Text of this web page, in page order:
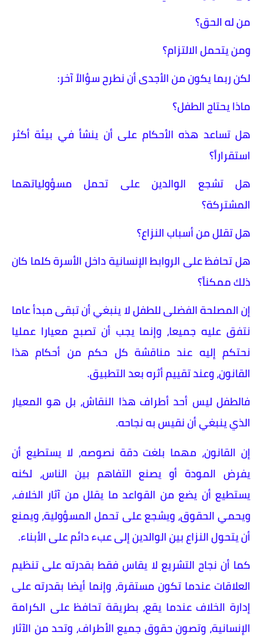
من له الحق؟
ومن يتحمل الالتزام؟
لكن ربما يكون من الأجدى أن نطرح سؤالاً آخر:
ماذا يحتاج الطفل؟
هل تساعد هذه الأحكام على أن ينشأ في بيئة أكثر
استقراراً؟
هل تشجع الوالدين على تحمل مسؤولياتهما
المشتركة؟
هل تقلل من أسباب النزاع؟
هل تحافظ على الروابط الإنسانية داخل الأسرة كلما كان
ذلك ممكناً؟
إن المصلحة الفضلى للطفل لا ينبغي أن تبقى مبدأ عاما
نتفق عليه جميعا، وإنما يجب أن تصبح معيارا عمليا
نحتكم إليه عند مناقشة كل حكم من أحكام هذا
القانون، وعند تقييم أثره بعد التطبيق.
فالطفل ليس أحد أطراف هذا النقاش، بل هو المعيار
الذي ينبغي أن نقيس به نجاحه.
إن القانون، مهما بلغت دقة نصوصه، لا يستطيع أن
يفرض المودة أو يصنع التفاهم بين الناس، لكنه
يستطيع أن يضع من القواعد ما يقلل من آثار الخلاف،
ويحمي الحقوق، ويشجع على تحمل المسؤولية، ويمنع
أن يتحول النزاع بين الوالدين إلى عبء دائم على الأبناء.
كما أن نجاح التشريع لا يقاس فقط بقدرته على تنظيم
العلاقات عندما تكون مستقرة، وإنما أيضا بقدرته على
إدارة الخلاف عندما يقع، بطريقة تحافظ على الكرامة
الإنسانية، وتصون حقوق جميع الأطراف، وتحد من الآثار